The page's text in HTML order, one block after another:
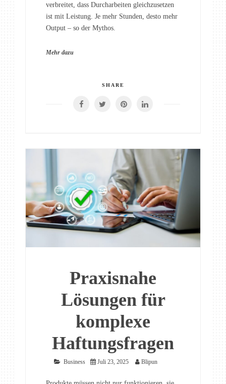
verbreitet, dass Durcharbeiten gleichzusetzen
ist mit Leistung. Je mehr Stunden, desto mehr
Output – so der Mythos.
Mehr dazu
SHARE
Praxisnahe
Lösungen für
komplexe
Haftungsfragen
Business Juli 23, 2025 Blipun